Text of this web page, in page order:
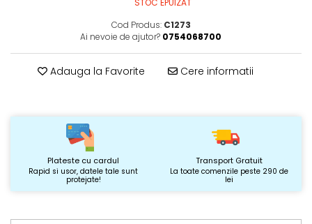
STOC EPUIZAT
Cod Produs: C1273
Ai nevoie de ajutor? 0754068700
Adauga la Favorite Cere informatii
Plateste cu cardul
Rapid si usor, datele tale sunt
protejate!
Transport Gratuit
La toate comenzile peste 290 de
lei